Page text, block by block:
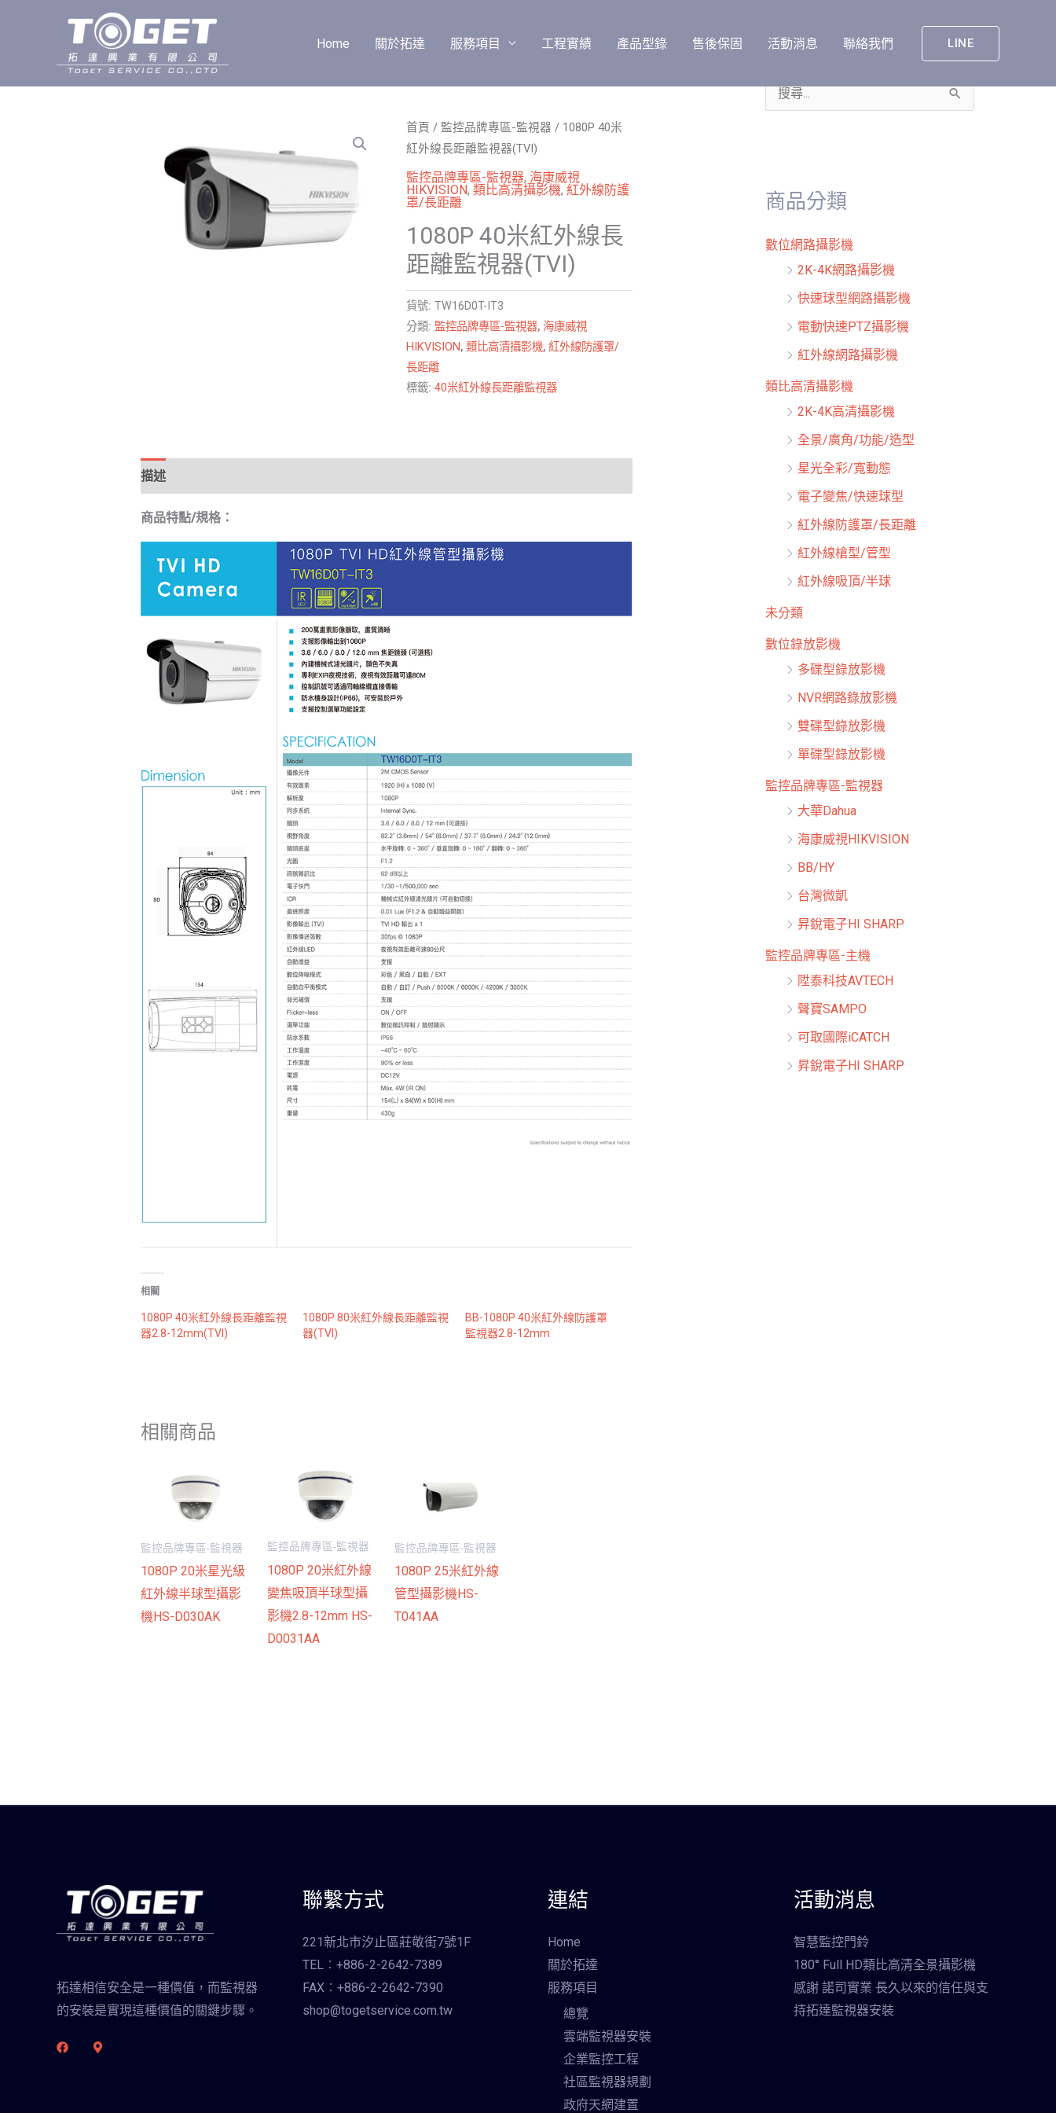
Home 關於拓達 服務項目 工程實績 產品型錄 售後保固 活動消息 聯絡我們 LINE
首頁 / 監控品牌專區-監視器 / 1080P 40米
紅外線長距離監視器(TVI)
監控品牌專區-監視器, 海康威視
HIKVISION,類比高清攝影機,紅外線防護
罩/長距離
1080P 40米紅外線長
距離監視器(TVI)
貨號:TW16D0T-IT3
分類: 監控品牌專區-監視器, 海康威視
HIKVISION,類比高清攝影機,紅外線防護罩/
長距離
標籤:40米紅外線長距離監視器
描述
商品特點/規格：
相關
1080P 40米紅外線長距離監視
器2.8-12mm(TVI)
1080P 80米紅外線長距離監視
器(TVI)
BB-1080P 40米紅外線防護罩
監視器2.8-12mm
相關商品
監控品牌專區-監視器
1080P 20米星光級
紅外線半球型攝影
機HS-D030AK
監控品牌專區-監視器
1080P 20米紅外線
變焦吸頂半球型攝
影機2.8-12mm HS-
D0031AA
監控品牌專區-監視器
1080P 25米紅外線
管型攝影機HS-
T041AA
字
商品分類
數位網路攝影機
2K-4K網路攝影機
快速球型網路攝影機
電動快速PTZ攝影機
紅外線網路攝影機
類比高清攝影機
2K-4K高清攝影機
全景/廣角/功能/造型
星光全彩/寬動態
電子變焦/快速球型
紅外線防護罩/長距離
紅外線槍型/管型
紅外線吸頂/半球
未分類
數位錄放影機
多碟型錄放影機
NVR網路錄放影機
雙碟型錄放影機
單碟型錄放影機
監控品牌專區-監視器
大華Dahua
海康威視HIKVISION
BB/HY
台灣微凱
昇銳電子HI SHARP
監控品牌專區-主機
陞泰科技AVTECH
聲寶SAMPO
可取國際iCATCH
昇銳電子HI SHARP
拓達相信安全是一種價值，而監視器
的安裝是實現這種價值的關鍵步驟。
聯繫方式
221新北市汐止區莊敬街7號1F
TEL︰+886-2-2642-7389
FAX︰+886-2-2642-7390
shop@togetservice.com.tw
連結
Home
關於拓達
服務項目
總覽
雲端監視器安裝
企業監控工程
社區監視器規劃
政府天網建置
活動消息
智慧監控門鈴
180° Full HD類比高清全景攝影機
感謝 諾司實業 長久以來的信任與支
持拓達監視器安裝